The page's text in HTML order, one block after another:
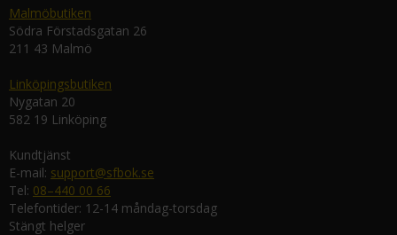
Malmöbutiken
Södra Förstadsgatan 26
211 43 Malmö
Linköpingsbutiken
Nygatan 20
582 19 Linköping
Kundtjänst
E-mail: support@sfbok.se
Tel: 08–440 00 66
Telefontider: 12-14 måndag-torsdag
Stängt helger